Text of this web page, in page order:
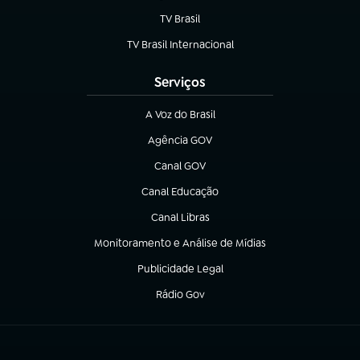
TV Brasil
(abre em nova aba)
TV Brasil Internacional
(abre em nova aba)
Serviços
A Voz do Brasil
(abre em nova aba)
Agência GOV
(abre em nova aba)
Canal GOV
(abre em nova aba)
Canal Educação
(abre em nova aba)
Canal Libras
(abre em nova aba)
Monitoramento e Análise de Mídias
(abre em nova aba)
Publicidade Legal
(abre em nova aba)
Rádio Gov
(abre em nova aba)